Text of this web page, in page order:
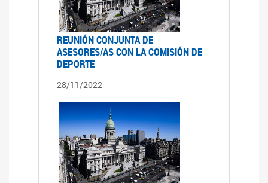
REUNIÓN CONJUNTA DE
ASESORES/AS CON LA COMISIÓN DE
DEPORTE
28/11/2022